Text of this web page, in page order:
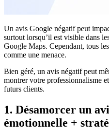
Un avis Google négatif peut
surtout lorsqu’il est visible dans
Google Maps. Cependant, tous
comme une menace.
Bien géré, un avis négatif peut
montrer votre professionnalisme
futurs clients.
1. Désamorcer un
émotionnelle +